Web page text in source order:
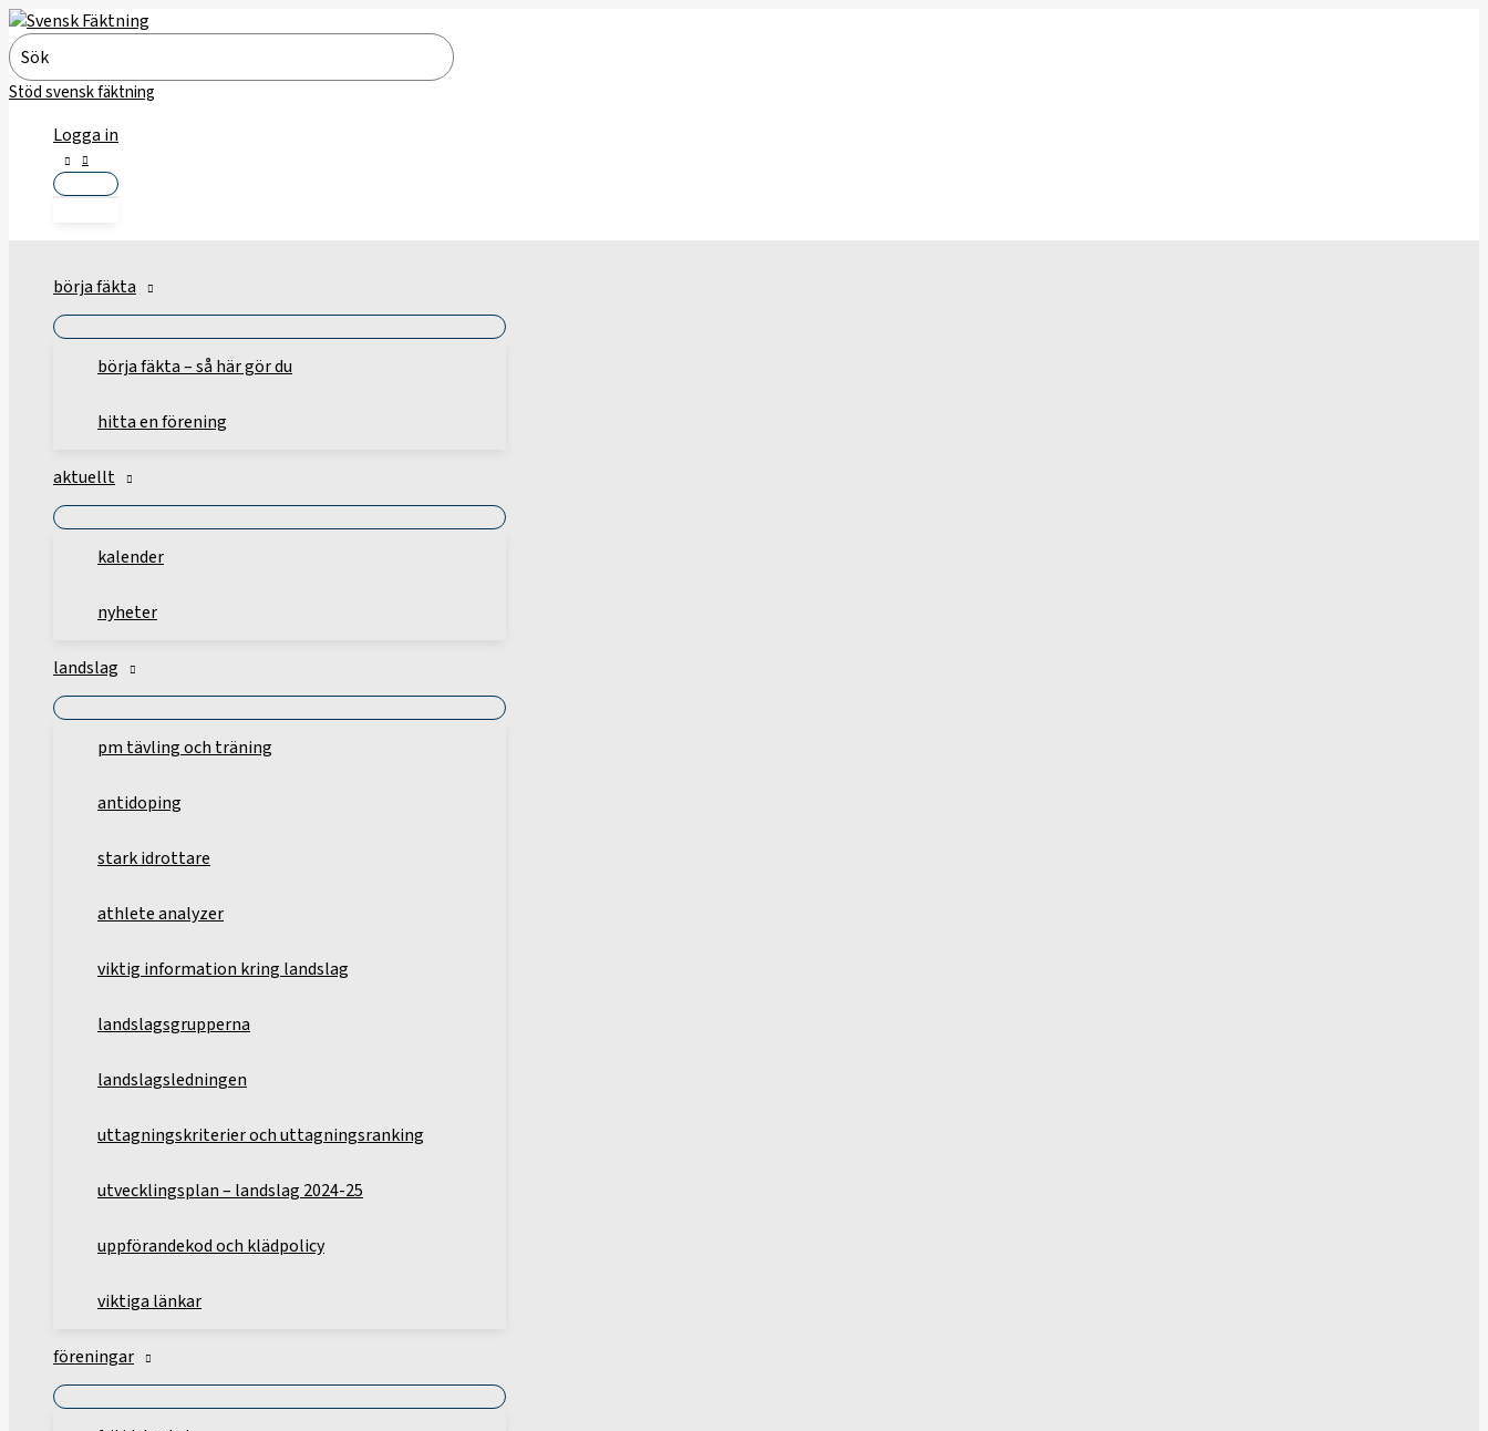
Hoppa
till
innehåll
Search
for:
Stöd svensk fäktning
Logga in
börja fäkta
börja fäkta – så här gör du
hitta en förening
aktuellt
kalender
nyheter
landslag
pm tävling och träning
antidoping
stark idrottare
athlete analyzer
viktig information kring landslag
landslagsgrupperna
landslagsledningen
uttagningskriterier och uttagningsranking
utvecklingsplan – landslag 2024-25
uppförandekod och klädpolicy
viktiga länkar
föreningar